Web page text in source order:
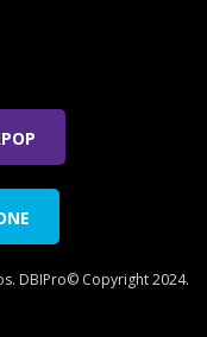
DBIPro© Copyright 2024.